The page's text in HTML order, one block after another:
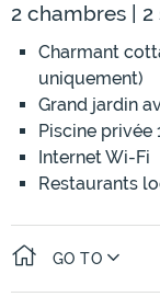
2 chambres |
Charmant
uniquement)
Grand jardin
Piscine privée
Internet Wi-Fi
Restaurants
GO TO